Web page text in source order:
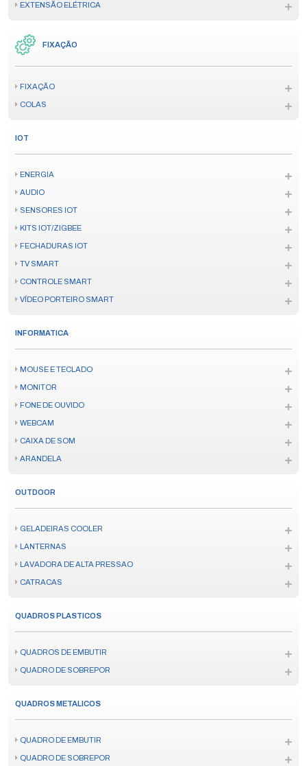
EXTENSÃO ELÉTRICA
FIXAÇÃO
FIXAÇÃO
COLAS
IOT
ENERGIA
AUDIO
SENSORES IOT
KITS IOT/ZIGBEE
FECHADURAS IOT
TV SMART
CONTROLE SMART
VÍDEO PORTEIRO SMART
INFORMATICA
MOUSE E TECLADO
MONITOR
FONE DE OUVIDO
WEBCAM
CAIXA DE SOM
ARANDELA
OUTDOOR
GELADEIRAS COOLER
LANTERNAS
LAVADORA DE ALTA PRESSAO
CATRACAS
QUADROS PLASTICOS
QUADROS DE EMBUTIR
QUADRO DE SOBREPOR
QUADROS METALICOS
QUADRO DE EMBUTIR
QUADRO DE SOBREPOR